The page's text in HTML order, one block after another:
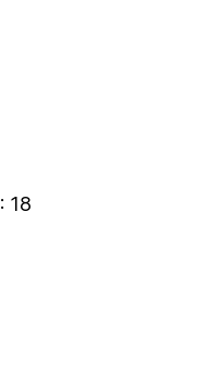
: 18